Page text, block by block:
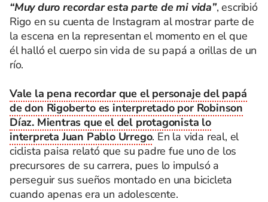
“Muy duro recordar esta parte de mi vida”, escribió
Rigo en su cuenta de Instagram al mostrar parte de
la escena en la representan el momento en el que
él halló el cuerpo sin vida de su papá a orillas de un
río.
Vale la pena recordar que el personaje del papá
de don Rigoberto es interpretado por Robinson
Díaz. Mientras que el del protagonista lo
interpreta Juan Pablo Urrego. En la vida real, el
ciclista paisa relató que su padre fue uno de los
precursores de su carrera, pues lo impulsó a
perseguir sus sueños montado en una bicicleta
cuando apenas era un adolescente.